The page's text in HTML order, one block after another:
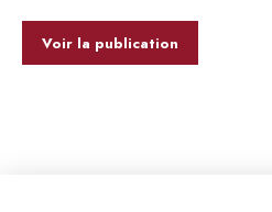
Voir la publication